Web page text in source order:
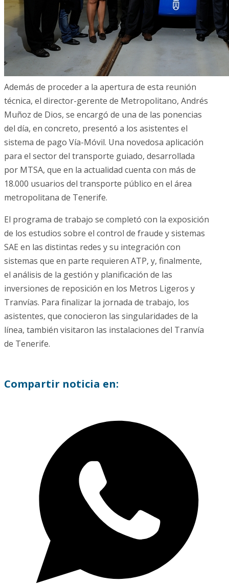
Además de proceder a la apertura de esta reunión
técnica, el director-gerente de Metropolitano, Andrés
Muñoz de Dios, se encargó de una de las ponencias
del día, en concreto, presentó a los asistentes el
sistema de pago Vía-Móvil. Una novedosa aplicación
para el sector del transporte guiado, desarrollada
por MTSA, que en la actualidad cuenta con más de
18.000 usuarios del transporte público en el área
metropolitana de Tenerife.
El programa de trabajo se completó con la exposición
de los estudios sobre el control de fraude y sistemas
SAE en las distintas redes y su integración con
sistemas que en parte requieren ATP, y, finalmente,
el análisis de la gestión y planificación de las
inversiones de reposición en los Metros Ligeros y
Tranvías. Para finalizar la jornada de trabajo, los
asistentes, que conocieron las singularidades de la
línea, también visitaron las instalaciones del Tranvía
de Tenerife.
Compartir noticia en: